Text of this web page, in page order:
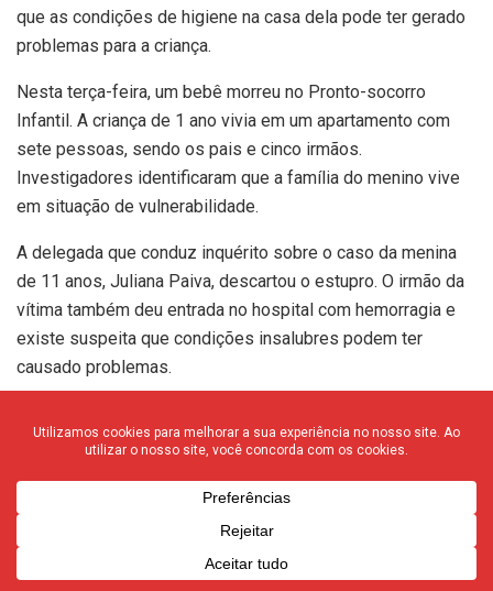
que as condições de higiene na casa dela pode ter gerado
problemas para a criança.
Nesta terça-feira, um bebê morreu no Pronto-socorro
Infantil. A criança de 1 ano vivia em um apartamento com
sete pessoas, sendo os pais e cinco irmãos.
Investigadores identificaram que a família do menino vive
em situação de vulnerabilidade.
A delegada que conduz inquérito sobre o caso da menina
de 11 anos, Juliana Paiva, descartou o estupro. O irmão da
vítima também deu entrada no hospital com hemorragia e
existe suspeita que condições insalubres podem ter
causado problemas.
Conselho Tutelar foi acionado para acompanhar a situação.